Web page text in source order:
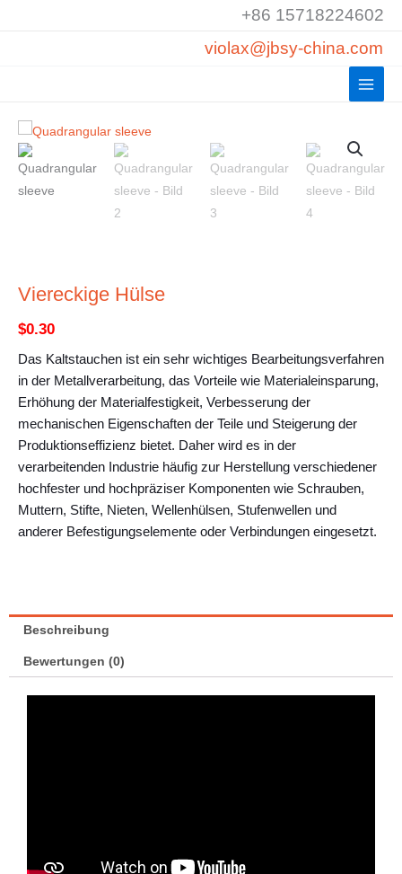
+86 15718224602
violax@jbsy-china.com
Viereckige Hülse
$0.30
Das Kaltstauchen ist ein sehr wichtiges Bearbeitungsverfahren
in der Metallverarbeitung, das Vorteile wie Materialeinsparung,
Erhöhung der Materialfestigkeit, Verbesserung der
mechanischen Eigenschaften der Teile und Steigerung der
Produktionseffizienz bietet. Daher wird es in der
verarbeitenden Industrie häufig zur Herstellung verschiedener
hochfester und hochpräziser Komponenten wie Schrauben,
Muttern, Stifte, Nieten, Wellenhülsen, Stufenwellen und
anderer Befestigungselemente oder Verbindungen eingesetzt.
Beschreibung
Bewertungen (0)